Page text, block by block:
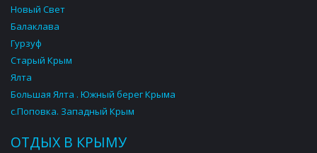
Новый Свет
Балаклава
Гурзуф
Старый Крым
Ялта
Большая Ялта . Южный берег Крыма
с.Поповка. Западный Крым
ОТДЫХ В КРЫМУ